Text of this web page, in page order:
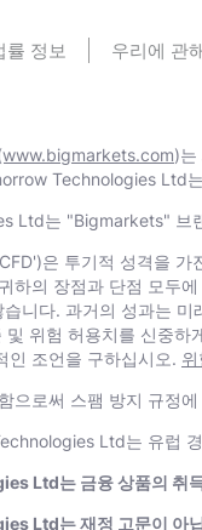
률 정보 우리에 관
)는
Technologies Ltd
Ltd는 "Bigmarkets" 브
은 투기적 성격을 가
하의 장점과 단점 모두
니다. 과거의 성과는
및 위험 허용치를 신중
인 조언을 구하십시오.
으로써 스팸 방지 규정
Ltd는 유럽
Ltd는 금융 상품의 취득
Ltd는 재정 고문이 아